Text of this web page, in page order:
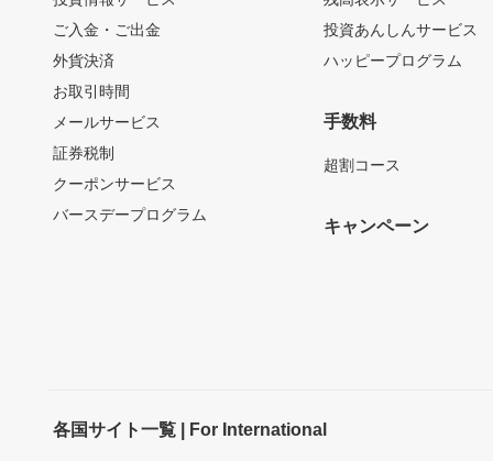
ご入金・ご出金
外貨決済
お取引時間
メールサービス
証券税制
クーポンサービス
バースデープログラム
投資あんしんサービス
ハッピープログラム
手数料
超割コース
キャンペーン
各国サイト一覧 | For International